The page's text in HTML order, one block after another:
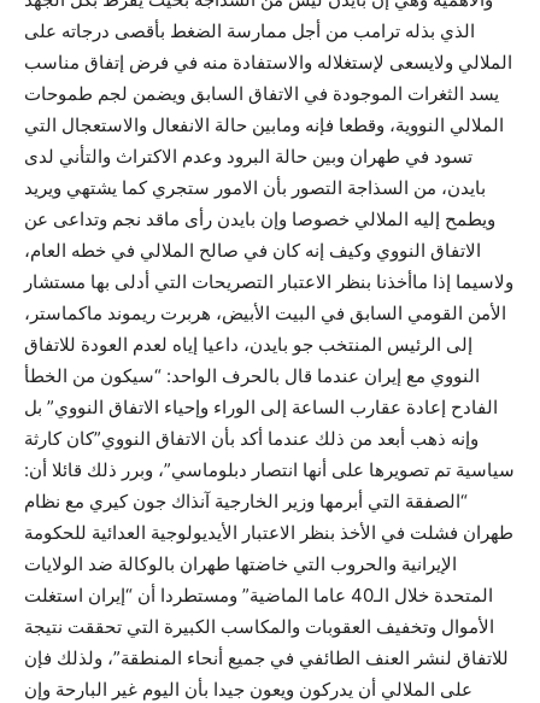
الذي بذله ترامب من أجل ممارسة الضغط بأقصى درجاته على
الملالي ولايسعى لإستغلاله والاستفادة منه في فرض إتفاق مناسب
يسد الثغرات الموجودة في الاتفاق السابق ويضمن لجم طموحات
الملالي النووية، وقطعا فإنه ومابين حالة الانفعال والاستعجال التي
تسود في طهران وبين حالة البرود وعدم الاکتراث والتأني لدى
بايدن، من السذاجة التصور بأن الامور ستجري کما يشتهي ويريد
ويطمح إليه الملالي خصوصا وإن بايدن رأى ماقد نجم وتداعى عن
الاتفاق النووي وکيف إنه کان في صالح الملالي في خطه العام،
ولاسيما إذا ماأخذنا بنظر الاعتبار التصريحات التي أدلى بها مستشار
الأمن القومي السابق في البيت الأبيض، هربرت ريموند ماكماستر،
إلى الرئيس المنتخب جو بايدن، داعيا إياه لعدم العودة للاتفاق
النووي مع إيران عندما قال بالحرف الواحد: “سيكون من الخطأ
الفادح إعادة عقارب الساعة إلى الوراء وإحياء الاتفاق النووي” بل
وإنه ذهب أبعد من ذلك عندما أکد بأن الاتفاق النووي”كان كارثة
سياسية تم تصويرها على أنها انتصار دبلوماسي”، وبرر ذلك قائلا أن:
“الصفقة التي أبرمها وزير الخارجية آنذاك جون كيري مع نظام
طهران فشلت في الأخذ بنظر الاعتبار الأيديولوجية العدائية للحكومة
الإيرانية والحروب التي خاضتها طهران بالوكالة ضد الولايات
المتحدة خلال الـ40 عاما الماضية” ومستطردا أن “إيران استغلت
الأموال وتخفيف العقوبات والمكاسب الكبيرة التي تحققت نتيجة
للاتفاق لنشر العنف الطائفي في جميع أنحاء المنطقة”، ولذلك فإن
على الملالي أن يدرکون ويعون جيدا بأن اليوم غير البارحة وإن